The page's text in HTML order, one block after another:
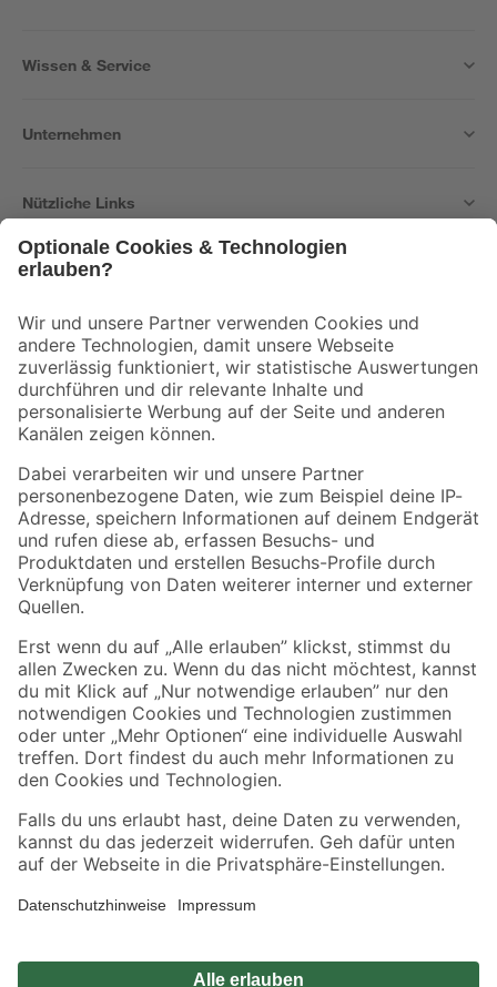
Wissen & Service
Unternehmen
Nützliche Links
Der toom Newsletter: Keine Angebote und Aktionen mehr verpassen!
Zur Newsletter Anmeldung
Folge uns
Zahlungsarten Versandarten
Sicher einkaufen
Jetzt die toom-App herunterladen
Alle Preisangaben in EUR inkl. gesetzl. MwSt.. Die dargestellten Angebote sind unter
Umständen nicht in allen Märkten verfügbar. Die angegebenen Verfügbarkeiten beziehen
Produkte nur solange der Vorrat reicht.
*Paketversand ab 59 € versandkostenfrei, gilt nicht für Artikel mit Speditionsversand, hier
Privatsphäre Impressum